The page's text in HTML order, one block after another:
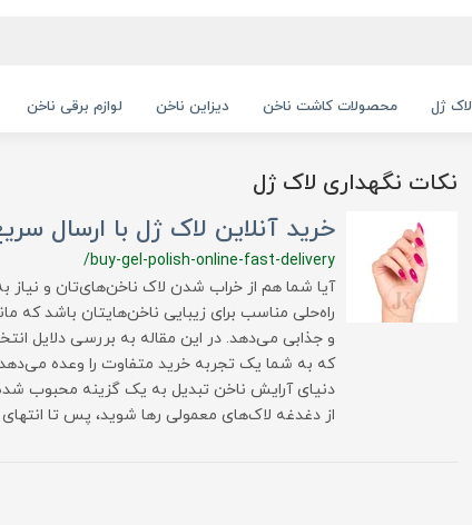
لاک ژل محصولات کاشت ناخن دیزاین ناخن لوازم برقی ناخن
نکات نگهداری لاک ژل
خرید آنلاین لاک ژل با ارسال
/buy-gel-polish-online-fast-delivery
آیا شما هم از خراب شدن لاک ناخن‌های‌تان و
راه‌حلی مناسب برای زیبایی ناخن‌هایتان باشد که
و جذابی می‌دهد. در این مقاله به بررسی دلایل
که به شما یک تجربه خرید متفاوت را وعده
دنیای آرایش ناخن تبدیل به یک گزینه محبوب
از دغدغه لاک‌های معمولی رها شوید، پس تا